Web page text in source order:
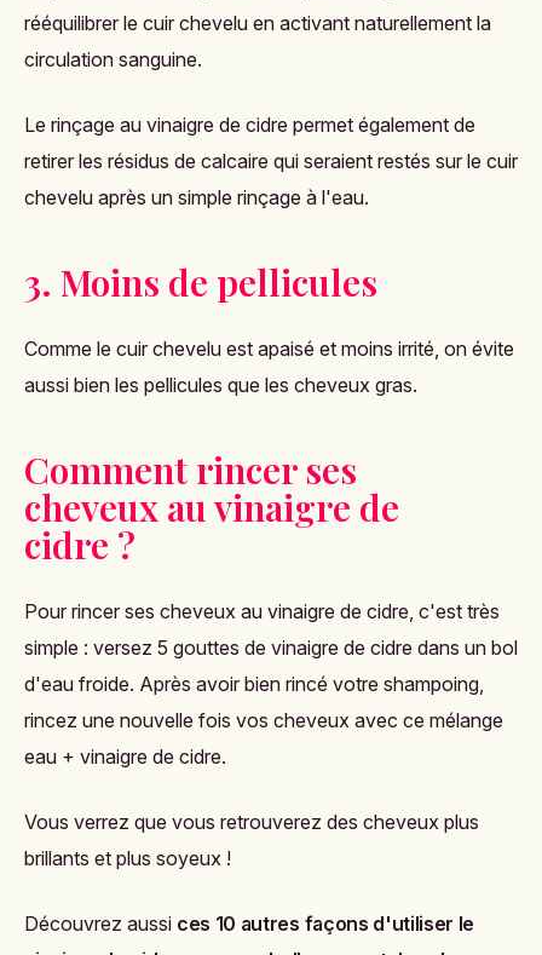
rééquilibrer le cuir chevelu en activant naturellement la
circulation sanguine.
Le rinçage au vinaigre de cidre permet également de
retirer les résidus de calcaire qui seraient restés sur le cuir
chevelu après un simple rinçage à l'eau.
3. Moins de pellicules
Comme le cuir chevelu est apaisé et moins irrité, on évite
aussi bien les pellicules que les cheveux gras.
Comment rincer ses
cheveux au vinaigre de
cidre ?
Pour rincer ses cheveux au vinaigre de cidre, c'est très
simple : versez 5 gouttes de vinaigre de cidre dans un bol
d'eau froide. Après avoir bien rincé votre shampoing,
rincez une nouvelle fois vos cheveux avec ce mélange
eau + vinaigre de cidre.
Vous verrez que vous retrouverez des cheveux plus
brillants et plus soyeux !
Découvrez aussi ces 10 autres façons d'utiliser le